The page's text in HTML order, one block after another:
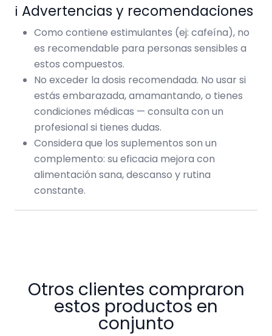
ℹ️ Advertencias y recomendaciones
Como contiene estimulantes (ej: cafeína), no
es recomendable para personas sensibles a
estos compuestos.
No exceder la dosis recomendada. No usar si
estás embarazada, amamantando, o tienes
condiciones médicas — consulta con un
profesional si tienes dudas.
Considera que los suplementos son un
complemento: su eficacia mejora con
alimentación sana, descanso y rutina
constante.
Otros clientes compraron
estos productos en
conjunto